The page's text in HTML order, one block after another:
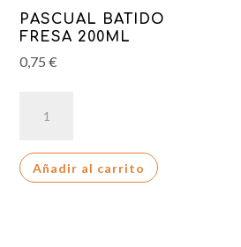
PASCUAL BATIDO
FRESA 200ML
0,75€
BATIDO
200ML
Añadir al carrito